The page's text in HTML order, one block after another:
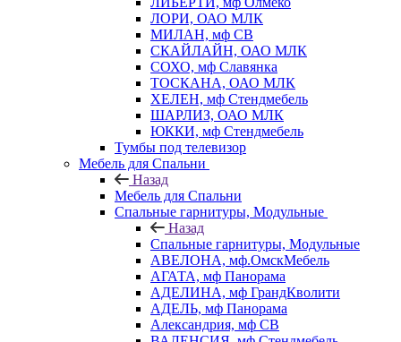
ЛОРИ, ОАО МЛК
МИЛАН, мф СВ
СКАЙЛАЙН, ОАО МЛК
СОХО, мф Славянка
ТОСКАНА, ОАО МЛК
ХЕЛЕН, мф Стендмебель
ШАРЛИЗ, ОАО МЛК
ЮККИ, мф Стендмебель
Тумбы под телевизор
Мебель для Спальни
Назад
Мебель для Спальни
Спальные гарнитуры, Модульные
Назад
Спальные гарнитуры, Модульные
АВЕЛОНА, мф.ОмскМебель
АГАТА, мф Панорама
АДЕЛИНА, мф ГрандКволити
АДЕЛЬ, мф Панорама
Александрия, мф СВ